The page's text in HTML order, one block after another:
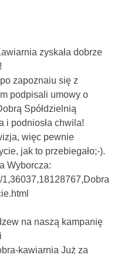
zyskała dobrze
zapoznaiu się z
podpisali umowy o
Spółdzielnią
i podniosła chwila!
więc pewnie
jak to przebiegało;-).
Wyborcza:
na naszą kampanię
kawiarnia Już za